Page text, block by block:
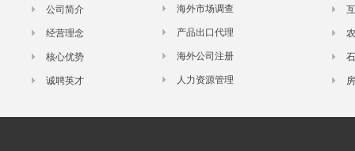
公司简介
经营理念
核心优势
诚聘英才
海外市场调查
产品出口代理
海外公司注册
人力资源管理